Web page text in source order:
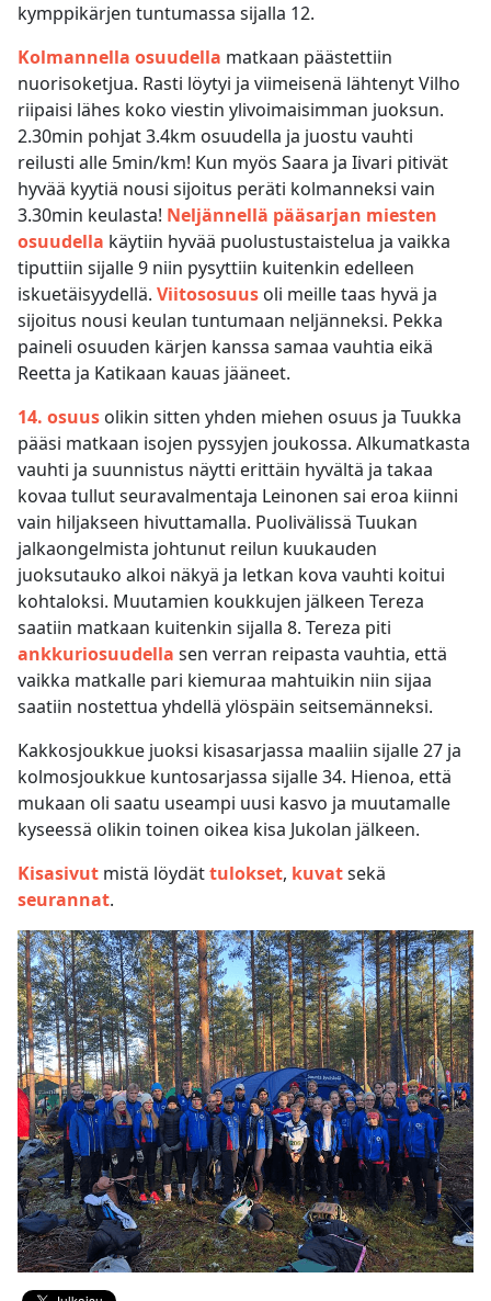
kymppikärjen tuntumassa sijalla 12.
Kolmannella osuudella matkaan päästettiin
nuorisoketjua. Rasti löytyi ja viimeisenä lähtenyt Vilho
riipaisi lähes koko viestin ylivoimaisimman juoksun.
2.30min pohjat 3.4km osuudella ja juostu vauhti
reilusti alle 5min/km! Kun myös Saara ja Iivari pitivät
hyvää kyytiä nousi sijoitus peräti kolmanneksi vain
3.30min keulasta! Neljännellä pääsarjan miesten
osuudella käytiin hyvää puolustustaistelua ja vaikka
tiputtiin sijalle 9 niin pysyttiin kuitenkin edelleen
iskuetäisyydellä. Viitososuus oli meille taas hyvä ja
sijoitus nousi keulan tuntumaan neljänneksi. Pekka
paineli osuuden kärjen kanssa samaa vauhtia eikä
Reetta ja Katikaan kauas jääneet.
14. osuus olikin sitten yhden miehen osuus ja Tuukka
pääsi matkaan isojen pyssyjen joukossa. Alkumatkasta
vauhti ja suunnistus näytti erittäin hyvältä ja takaa
kovaa tullut seuravalmentaja Leinonen sai eroa kiinni
vain hiljakseen hivuttamalla. Puolivälissä Tuukan
jalkaongelmista johtunut reilun kuukauden
juoksutauko alkoi näkyä ja letkan kova vauhti koitui
kohtaloksi. Muutamien koukkujen jälkeen Tereza
saatiin matkaan kuitenkin sijalla 8. Tereza piti
ankkuriosuudella sen verran reipasta vauhtia, että
vaikka matkalle pari kiemuraa mahtuikin niin sijaa
saatiin nostettua yhdellä ylöspäin seitsemänneksi.
Kakkosjoukkue juoksi kisasarjassa maaliin sijalle 27 ja
kolmosjoukkue kuntosarjassa sijalle 34. Hienoa, että
mukaan oli saatu useampi uusi kasvo ja muutamalle
kyseessä olikin toinen oikea kisa Jukolan jälkeen.
Kisasivut mistä löydättulokset, kuvatsekä
seurannat.